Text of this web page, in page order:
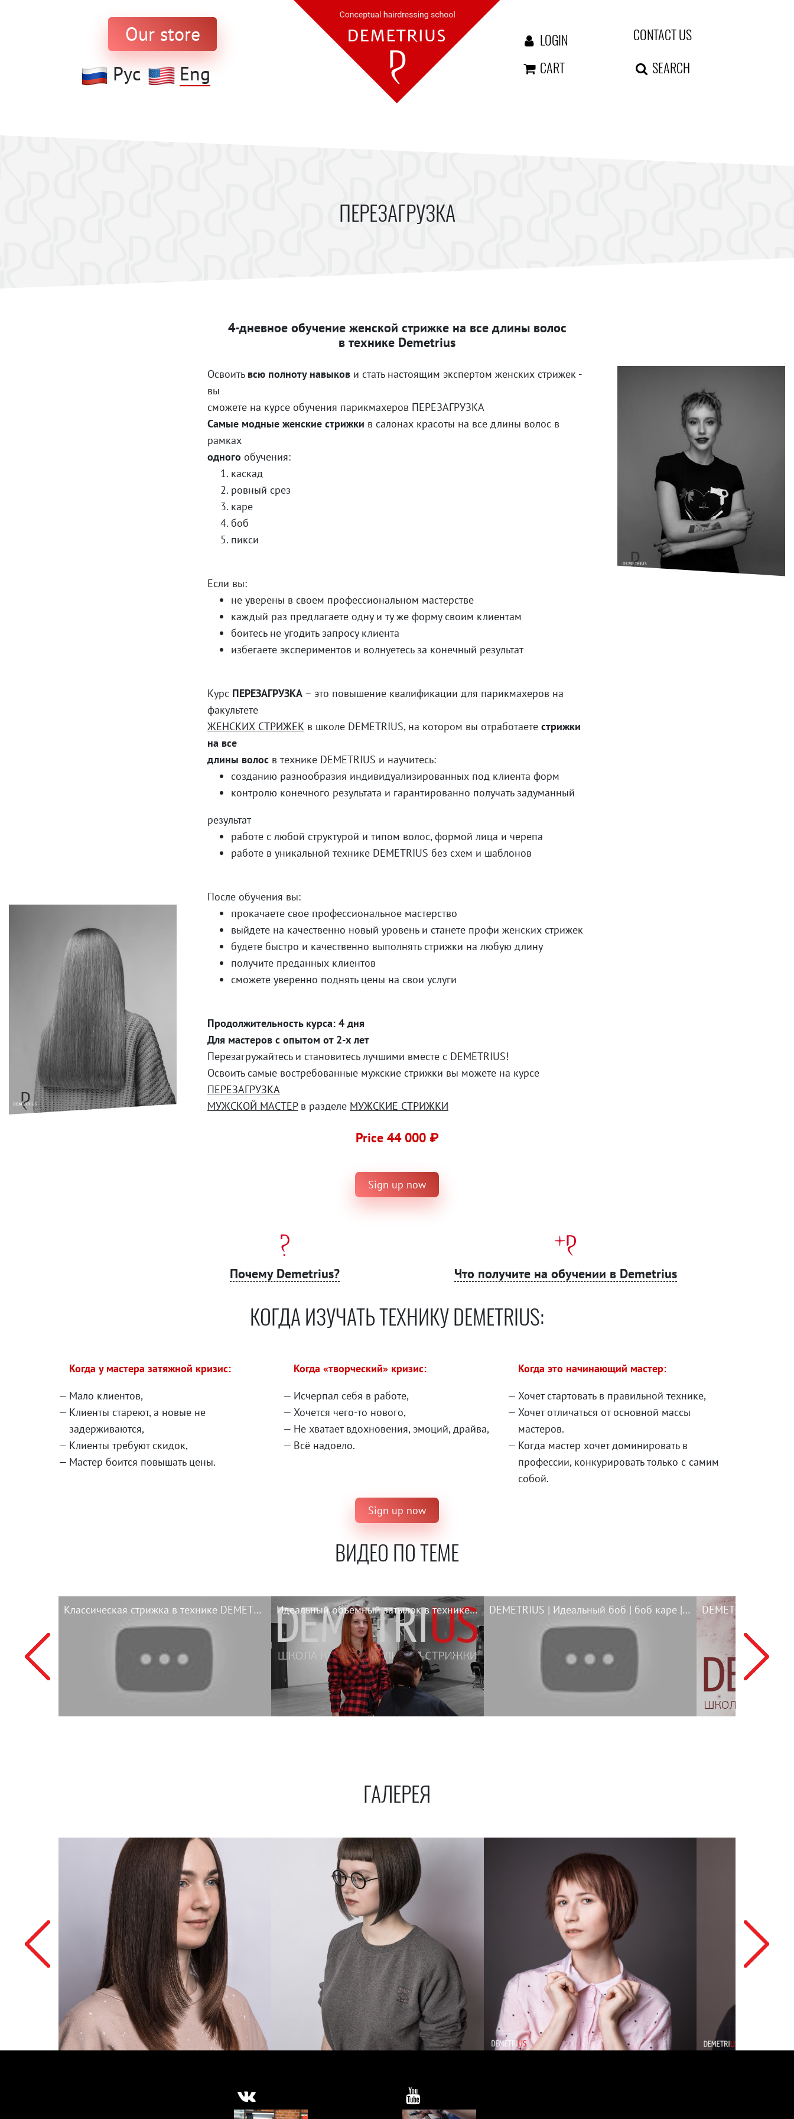
Our store
Рус
Eng
LOGIN
CONTACT US
CART
SEARCH
ПЕРЕЗАГРУЗКА
4-дневное обучение женской стрижке на все длины волос
в технике Demetrius
Освоить всю полноту навыков и стать настоящим экспертом женских стрижек -
вы
сможете на курсе обучения парикмахеров ПЕРЕЗАГРУЗКА
Самые модные женские стрижки в салонах красоты на все длины волос в
рамках
одного обучения:
каскад
ровный срез
каре
боб
пикси
Если вы:
не уверены в своем профессиональном мастерстве
каждый раз предлагаете одну и ту же форму своим клиентам
боитесь не угодить запросу клиента
избегаете экспериментов и волнуетесь за конечный результат
Курс ПЕРЕЗАГРУЗКА – это повышение квалификации для парикмахеров на
факультете
ЖЕНСКИХ СТРИЖЕК в школе DEMETRIUS, на котором вы отработаете стрижки
на все
длины волос в технике DEMETRIUS и научитесь:
созданию разнообразия индивидуализированных под клиента форм
контролю конечного результата и гарантированно получать задуманный
результат
работе с любой структурой и типом волос, формой лица и черепа
работе в уникальной технике DEMETRIUS без схем и шаблонов
После обучения вы:
прокачаете свое профессиональное мастерство
выйдете на качественно новый уровень и станете профи женских стрижек
будете быстро и качественно выполнять стрижки на любую длину
получите преданных клиентов
сможете уверенно поднять цены на свои услуги
Продолжительность курса: 4 дня
Для мастеров с опытом от 2-х лет
Перезагружайтесь и становитесь лучшими вместе с DEMETRIUS!
Освоить самые востребованные мужские стрижки вы можете на курсе
ПЕРЕЗАГРУЗКА
МУЖСКОЙ МАСТЕРв разделе МУЖСКИЕ СТРИЖКИ
Price 44 000 ₽
Sign up now
Почему Demetrius? Что получите на обучении в Demetrius
КОГДА ИЗУЧАТЬ ТЕХНИКУ DEMETRIUS:
Когда у мастера затяжной кризис:
Мало клиентов,
Клиенты стареют, а новые не
задерживаются,
Клиенты требуют скидок,
Мастер боится повышать цены.
Когда «творческий» кризис:
Исчерпал себя в работе,
Хочется чего-то нового,
Не хватает вдохновения, эмоций, драйва,
Всё надоело.
Когда это начинающий мастер:
Хочет стартовать в правильной технике,
Хочет отличаться от основной массы
мастеров.
Когда мастер хочет доминировать в
профессии, конкурировать только с самим
собой.
Sign up now
ВИДЕО ПО ТЕМЕ
Классическая стрижка в технике DEMETRIUS Идеальный объемный затылок в технике DEMETRIUS DEMETRIUS | Идеальный боб | боб каре | bob haircut | стрижка каре | long bob
ГАЛЕРЕЯ